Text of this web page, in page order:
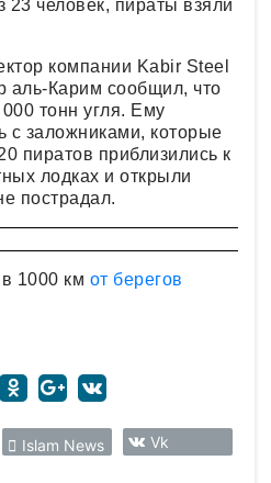
человек, пираты взяли
компании Kabir Steel
аль-Карим сообщил, что
тонн угля. Ему
с заложниками, которые
пиратов приблизились к
лодках и открыли
пострадал.
1000 км от берегов
Islam News Vk